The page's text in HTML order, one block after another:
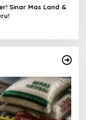
Sinar Mas Land &